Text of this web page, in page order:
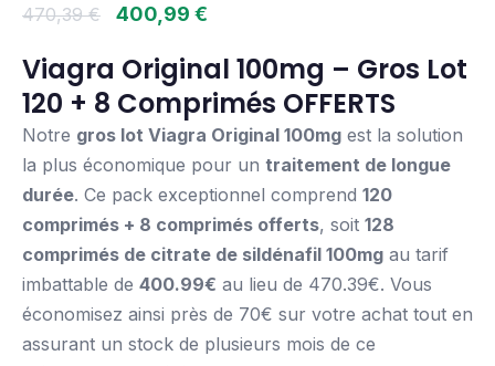
basé sur
470,39€ 400,99 €
Viagra Original 100mg – Gros Lot
120 + 8 Comprimés OFFERTS
Notre gros lot Viagra Original 100mg est la solution
la plus économique pour un traitement de longue
durée. Ce pack exceptionnel comprend 120
comprimés + 8 comprimés offerts, soit 128
comprimés de citrate de sildénafil 100mg au tarif
imbattable de 400.99€ au lieu de 470.39€. Vous
économisez ainsi près de 70€ sur votre achat tout en
assurant un stock de plusieurs mois de ce